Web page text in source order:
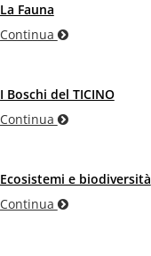
La Fauna
Continua
I Boschi del TICINO
Continua
Ecosistemi e biodiversità
Continua